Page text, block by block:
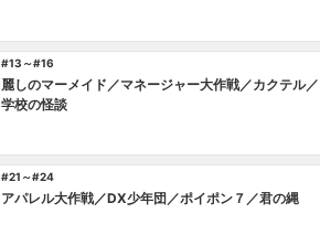
#13～#16
麗しのマーメイド／マネージャー大作戦／カクテル／
学校の怪談
#21～#24
アパレル大作戦／DX少年団／ポイポン７／君の縄